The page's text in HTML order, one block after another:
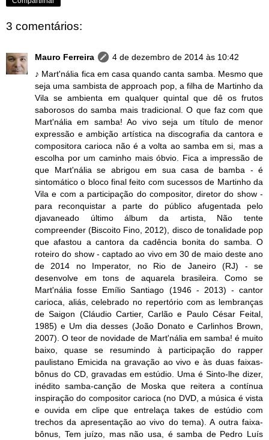
3 comentários:
Mauro Ferreira
4 de dezembro de 2014 às 10:42
♪ Mart'nália fica em casa quando canta samba. Mesmo que
seja uma sambista de approach pop, a filha de Martinho da
Vila se ambienta em qualquer quintal que dê os frutos
saborosos do samba mais tradicional. O que faz com que
Mart'nália em samba! Ao vivo seja um título de menor
expressão e ambição artística na discografia da cantora e
compositora carioca não é a volta ao samba em si, mas a
escolha por um caminho mais óbvio. Fica a impressão de
que Mart'nália se abrigou em sua casa de bamba - é
sintomático o bloco final feito com sucessos de Martinho da
Vila e com a participação do compositor, diretor do show -
para reconquistar a parte do público afugentada pelo
djavaneado último álbum da artista, Não tente
compreender (Biscoito Fino, 2012), disco de tonalidade pop
que afastou a cantora da cadência bonita do samba. O
roteiro do show - captado ao vivo em 30 de maio deste ano
de 2014 no Imperator, no Rio de Janeiro (RJ) - se
desenvolve em tons de aquarela brasileira. Como se
Mart'nália fosse Emílio Santiago (1946 - 2013) - cantor
carioca, aliás, celebrado no repertório com as lembranças
de Saigon (Cláudio Cartier, Carlão e Paulo César Feital,
1985) e Um dia desses (João Donato e Carlinhos Brown,
2007). O teor de novidade de Mart'nália em samba! é muito
baixo, quase se resumindo à participação do rapper
paulistano Emicida na gravação ao vivo e às duas faixas-
bônus do CD, gravadas em estúdio. Uma é Sinto-lhe dizer,
inédito samba-canção de Moska que reitera a contínua
inspiração do compositor carioca (no DVD, a música é vista
e ouvida em clipe que entrelaça takes de estúdio com
trechos da apresentação ao vivo do tema). A outra faixa-
bônus, Tem juízo, mas não usa, é samba de Pedro Luís